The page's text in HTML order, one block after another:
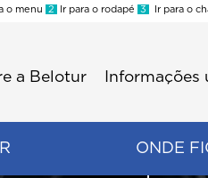
o menu 2 Ir para o rodapé 3 Ir para o
a Belotur Informações
ONDE